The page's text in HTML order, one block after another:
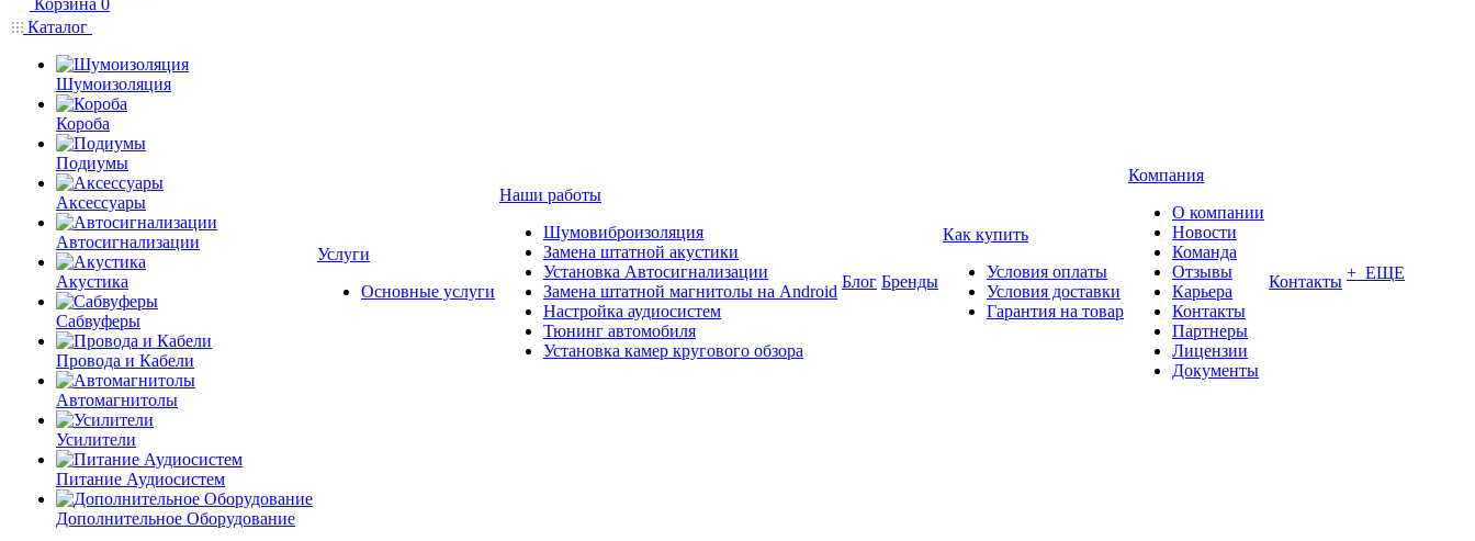
Корзина 0
Каталог
Шумоизоляция
Короба
Подиумы
Аксессуары
Автосигнализации
Акустика
Сабвуферы
Провода и Кабели
Автомагнитолы
Усилители
Питание Аудиосистем
Дополнительное Оборудование
Услуги
Основные услуги
Наши работы
Шумовиброизоляция
Замена штатной акустики
Установка Автосигнализации
Замена штатной магнитолы на Android
Настройка аудиосистем
Тюнинг автомобиля
Установка камер кругового обзора
Блог Бренды
Как купить
Условия оплаты
Условия доставки
Гарантия на товар
Компания
О компании
Новости
Команда
Отзывы
Карьера
Контакты
Партнеры
Лицензии
Документы
Контакты + ЕЩЕ